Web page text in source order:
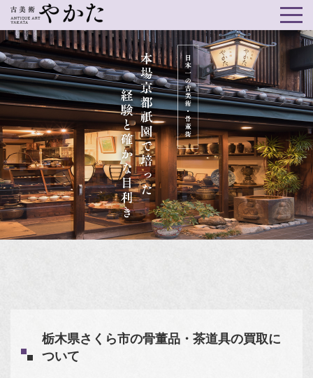
栃木県さくら市の骨董品・茶道具の買取に
ついて